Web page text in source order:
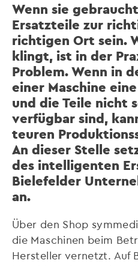
Wenn sie
Ersatzteile zur
richtigen Ort sein.
klingt, ist in der
Problem. Wenn in
einer Maschine
und die Teile nicht
verfügbar sind,
teuren
An dieser Stelle
des intelligenten
Bielefelder
an.
Über den Shop
die Maschinen beim
Hersteller vernetzt. Auf